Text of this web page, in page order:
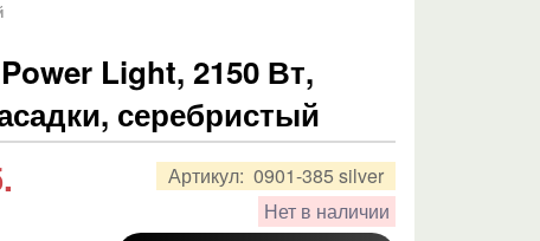
Light, 2150 Вт,
серебристый
Артикул: 0901-385 silver
Нет в наличии